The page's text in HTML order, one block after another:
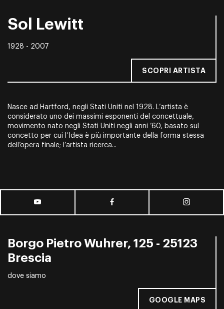
Sol Lewitt
1928 - 2007
SCOPRI ARTISTA
Nasce ad Hartford, negli Stati Uniti nel 1928. L’artista è
considerato uno dei massimi esponenti del concettuale,
movimento nato negli Stati Uniti negli anni ’60, basato sul
concetto per cui l’Idea è più importante della forma stessa
dell’opera finale; l’artista ricerca...
Borgo Pietro Wuhrer, 125 - 25123
Brescia
dove siamo
GOOGLE MAPS